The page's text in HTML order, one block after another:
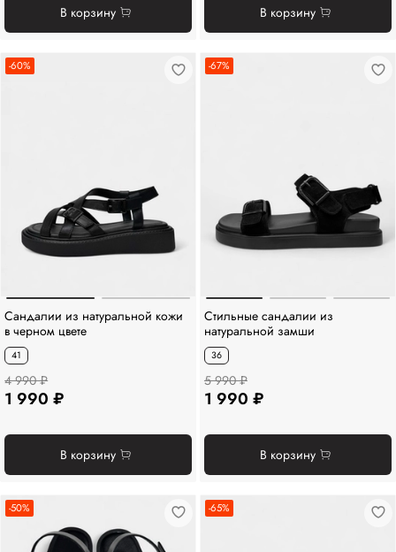
В корзину В корзину
-60%
Сандалии из натуральной кожи
в черном цвете
41
4 990 ₽
1 990 ₽
В корзину
-67%
Стильные сандалии из
натуральной замши
36
5 990 ₽
1 990 ₽
В корзину
-50% -65%